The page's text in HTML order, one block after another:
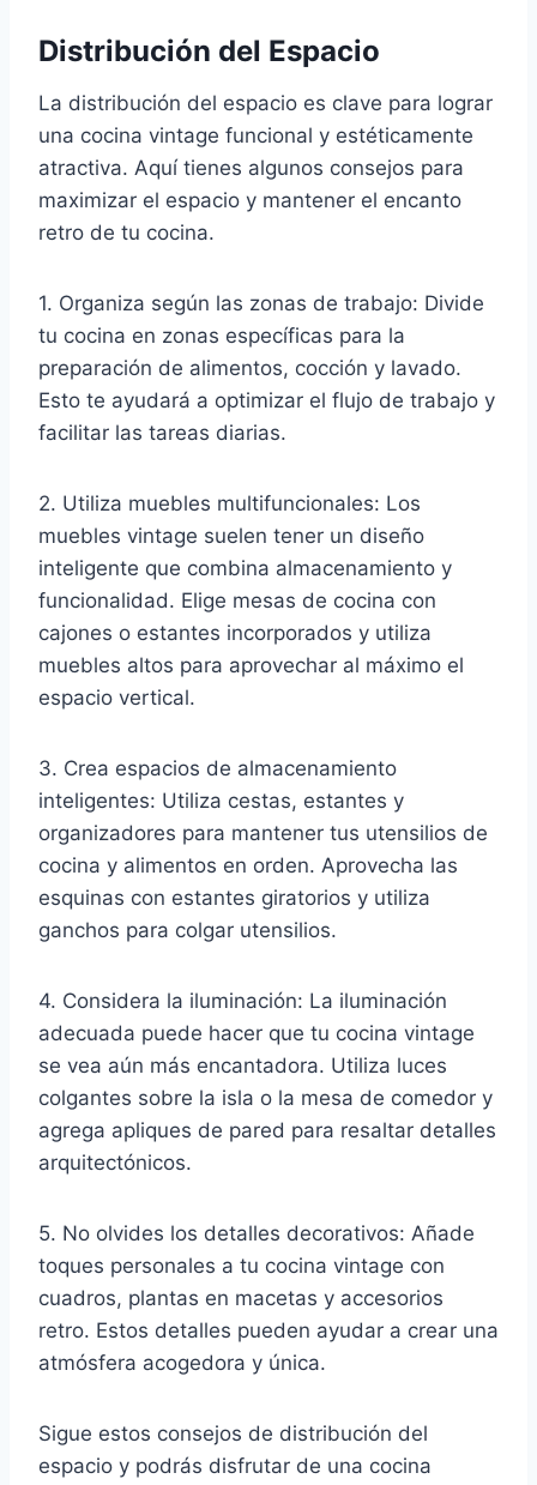
Distribución del Espacio
La distribución del espacio es clave para lograr
una cocina vintage funcional y estéticamente
atractiva. Aquí tienes algunos consejos para
maximizar el espacio y mantener el encanto
retro de tu cocina.
1. Organiza según las zonas de trabajo: Divide
tu cocina en zonas específicas para la
preparación de alimentos, cocción y lavado.
Esto te ayudará a optimizar el flujo de trabajo y
facilitar las tareas diarias.
2. Utiliza muebles multifuncionales: Los
muebles vintage suelen tener un diseño
inteligente que combina almacenamiento y
funcionalidad. Elige mesas de cocina con
cajones o estantes incorporados y utiliza
muebles altos para aprovechar al máximo el
espacio vertical.
3. Crea espacios de almacenamiento
inteligentes: Utiliza cestas, estantes y
organizadores para mantener tus utensilios de
cocina y alimentos en orden. Aprovecha las
esquinas con estantes giratorios y utiliza
ganchos para colgar utensilios.
4. Considera la iluminación: La iluminación
adecuada puede hacer que tu cocina vintage
se vea aún más encantadora. Utiliza luces
colgantes sobre la isla o la mesa de comedor y
agrega apliques de pared para resaltar detalles
arquitectónicos.
5. No olvides los detalles decorativos: Añade
toques personales a tu cocina vintage con
cuadros, plantas en macetas y accesorios
retro. Estos detalles pueden ayudar a crear una
atmósfera acogedora y única.
Sigue estos consejos de distribución del
espacio y podrás disfrutar de una cocina